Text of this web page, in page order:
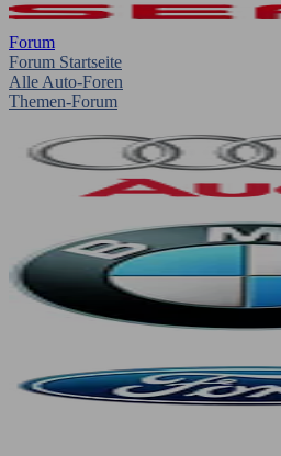
Forum
Forum Startseite
Alle Auto-Foren
Themen-Forum